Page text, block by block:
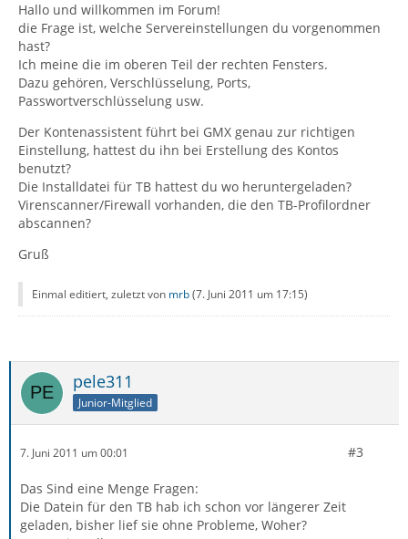
Hallo und willkommen im Forum!
die Frage ist, welche Servereinstellungen du vorgenommen
hast?
Ich meine die im oberen Teil der rechten Fensters.
Dazu gehören, Verschlüsselung, Ports,
Passwortverschlüsselung usw.
Der Kontenassistent führt bei GMX genau zur richtigen
Einstellung, hattest du ihn bei Erstellung des Kontos
benutzt?
Die Installdatei für TB hattest du wo heruntergeladen?
Virenscanner/Firewall vorhanden, die den TB-Profilordner
abscannen?
Gruß
Einmal editiert, zuletzt von mrb(7. Juni 2011 um 17:15)
pele311
Junior-Mitglied
7. Juni 2011 um 00:01 #3
Das Sind eine Menge Fragen:
Die Datein für den TB hab ich schon vor längerer Zeit
geladen, bisher lief sie ohne Probleme, Woher?